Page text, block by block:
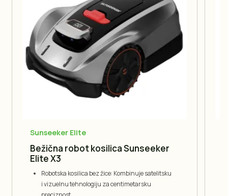
Sunseeker Elite
Bežična robot kosilica Sunseeker
Elite X3
Robotska kosilica bez žice: Kombinuje satelitsku
i vizuelnu tehnologiju za centimetarsku